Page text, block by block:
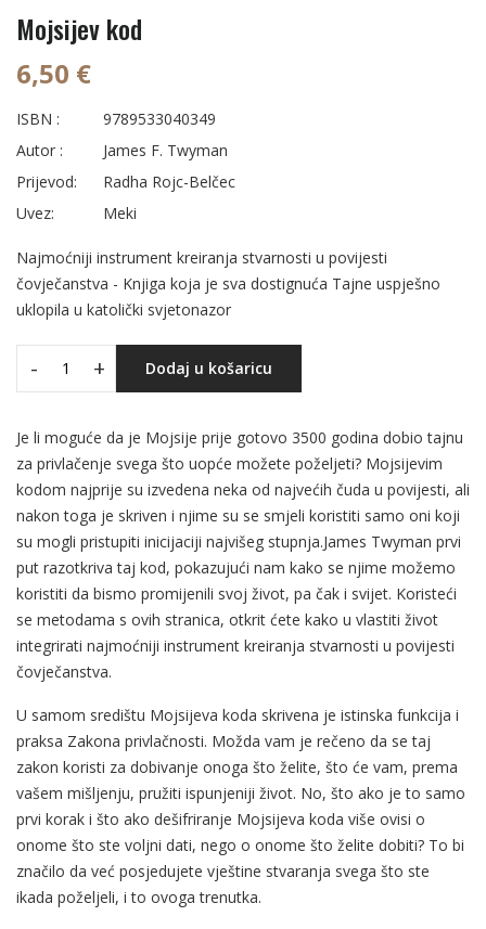
Mojsijev kod
6,50 €
ISBN :
9789533040349
Autor :
James F. Twyman
Prijevod:
Radha Rojc-Belčec
Uvez:
Meki
Najmoćniji instrument kreiranja stvarnosti u povijesti
čovječanstva - Knjiga koja je sva dostignuća Tajne uspješno
uklopila u katolički svjetonazor
- + Dodaj u košaricu
Je li moguće da je Mojsije prije gotovo 3500 godina dobio tajnu
za privlačenje svega što uopće možete poželjeti? Mojsijevim
kodom najprije su izvedena neka od najvećih čuda u povijesti, ali
nakon toga je skriven i njime su se smjeli koristiti samo oni koji
su mogli pristupiti inicijaciji najvišeg stupnja.James Twyman prvi
put razotkriva taj kod, pokazujući nam kako se njime možemo
koristiti da bismo promijenili svoj život, pa čak i svijet. Koristeći
se metodama s ovih stranica, otkrit ćete kako u vlastiti život
integrirati najmoćniji instrument kreiranja stvarnosti u povijesti
čovječanstva.
U samom središtu Mojsijeva koda skrivena je istinska funkcija i
praksa Zakona privlačnosti. Možda vam je rečeno da se taj
zakon koristi za dobivanje onoga što želite, što će vam, prema
vašem mišljenju, pružiti ispunjeniji život. No, što ako je to samo
prvi korak i što ako dešifriranje Mojsijeva koda više ovisi o
onome što ste voljni dati, nego o onome što želite dobiti? To bi
značilo da već posjedujete vještine stvaranja svega što ste
ikada poželjeli, i to ovoga trenutka.